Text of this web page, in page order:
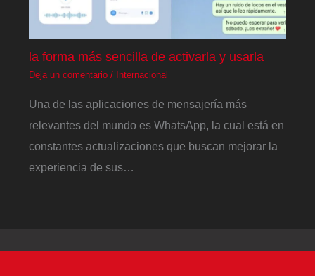
la forma más sencilla de activarla y usarla
Deja un comentario / Internacional
Una de las aplicaciones de mensajería más
relevantes del mundo es WhatsApp, la cual está en
constantes actualizaciones que buscan mejorar la
experiencia de sus…